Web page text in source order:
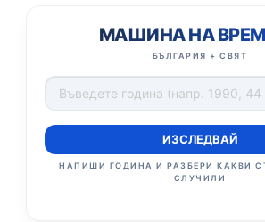
МАШИНА НА
БЪЛГАРИЯ + СВЯТ
ИЗСЛЕДВАЙ
НАПИШИ ГОДИНА И РАЗБЕРИ КАКВИ
СЛУЧИЛИ